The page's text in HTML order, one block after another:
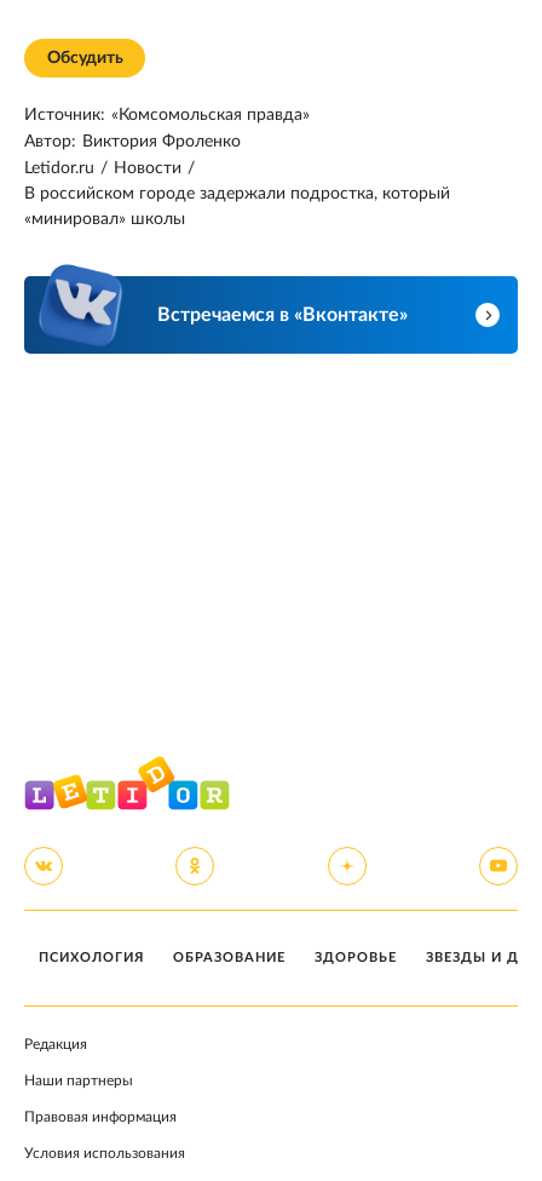
Обсудить
Источник: «Комсомольская правда»
Автор: Виктория Фроленко
Letidor.ru / Новости /
В российском городе задержали подростка, который
«минировал» школы
Встречаемся в «Вконтакте»
ПСИХОЛОГИЯ ОБРАЗОВАНИЕ ЗДОРОВЬЕ ЗВЕЗДЫ И
Редакция
Наши партнеры
Правовая информация
Условия использования